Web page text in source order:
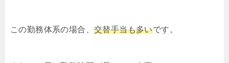
この勤務体系の場合、 交替手当も多いです。